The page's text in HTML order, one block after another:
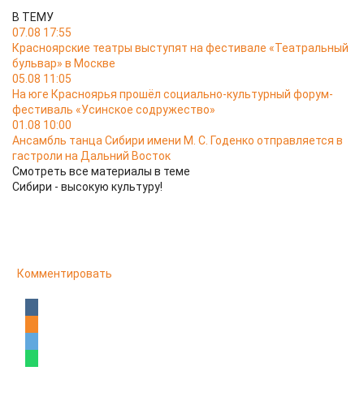
В ТЕМУ
07.08 17:55
Красноярские театры выступят на фестивале «Театральный
бульвар» в Москве
05.08 11:05
На юге Красноярья прошёл социально-культурный форум-
фестиваль «Усинское содружество»
01.08 10:00
Ансамбль танца Сибири имени М. С. Годенко отправляется в
гастроли на Дальний Восток
Смотреть все материалы в теме
Сибири - высокую культуру!
Комментировать